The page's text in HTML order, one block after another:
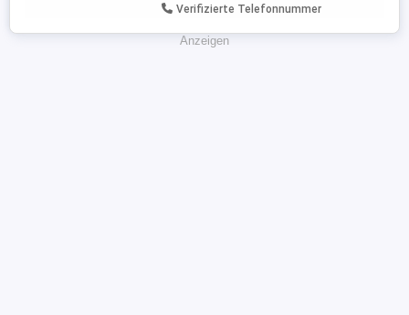
Datumsstempel 12 23, gebraucht, Ideal
Scooter, ...
Verifizierte Telefonnummer
Anzeigen